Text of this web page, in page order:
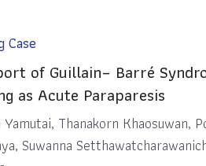
Case
of Guillain– Barré
as Acute Paraparesis
Thanakorn Khaosuwan,
Suwanna